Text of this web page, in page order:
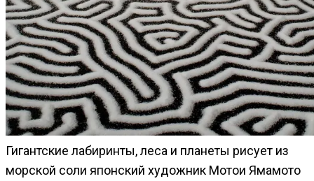
Гигантские лабиринты, леса и планеты рисует из
морской соли японский художник Мотои Ямамото